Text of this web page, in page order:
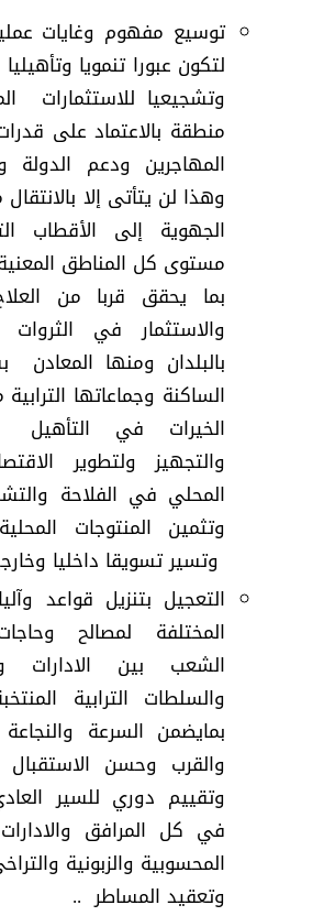
توسيع مفهوم وغايات
لتكون عبورا تنمويا
وتشجيعيا للاستثمارات
منطقة بالاعتماد على
المهاجرين ودعم الدولة
وهذا لن يتأتى إلا
الجهوية إلى الأقطاب
مستوى كل المناطق
بما يحقق قربا من
والاستثمار في
بالبلدان ومنها المعادن
الساكنة وجماعاتها
الخيرات في التأهيل
والتجهيز ولتطوير
المحلي في الفلاحة
وتثمين المنتوجات
وتسير تسويقا داخليا
التعجيل بتنزيل قواعد
المختلفة لمصالح
الشعب بين الادارات
والسلطات الترابية
بمايضمن السرعة
والقرب وحسن
وتقييم دوري للسير
في كل المرافق
المحسوبية والزبونية
وتعقيد المساطر ..